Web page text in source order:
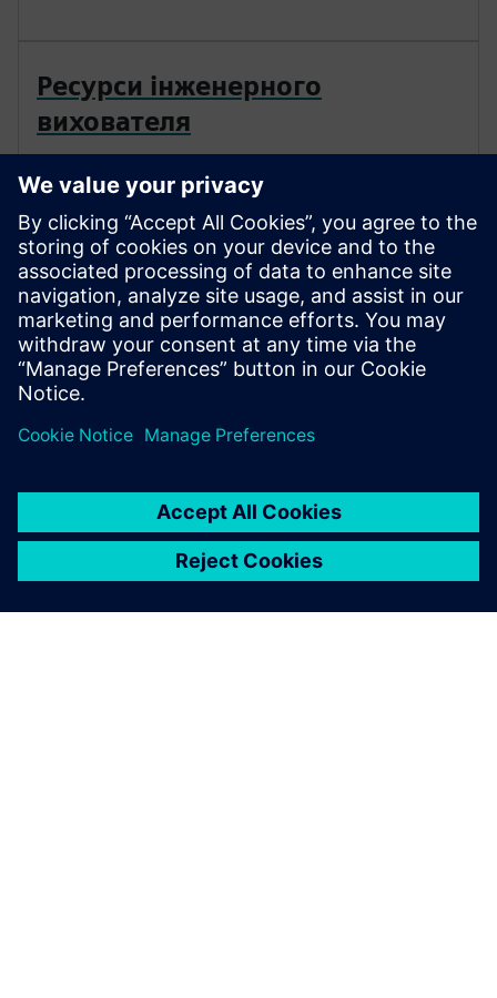
Ресурси інженерного
вихователя
Ознайомтеся з нашою пропозицією вільно
використовувати наше інженерне програмне
забезпечення для студентів у поєднанні з
навчальними ресурсами та повністю
настроюваними навчальними програмами,
розробленими для потреб вашого класу.